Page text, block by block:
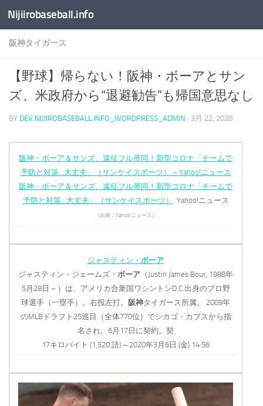
コンテンツへスキップ
Nijiirobaseball.info
阪神タイガース
【野球】帰らない！阪神・ボーアとサン
ズ、米政府から“退避勧告”も帰国意思なし
BY DEV.NIJIIROBASEBALL.INFO_WORDPRESS_ADMIN · 3月 22, 2020
阪神・ボーア＆サンズ、遠征フル帯同！新型コロナ「チームで
予防と対策…大丈夫」（サンケイスポーツ） – Yahoo!ニュース
阪神・ボーア＆サンズ、遠征フル帯同！新型コロナ「チームで
予防と対策…大丈夫」（サンケイスポーツ）
Yahoo!ニュース
（出典：Yahoo!ニュース）
ジャスティン・ ボーア
ジャスティン・ジェームズ・ ボーア （Justin James Bour, 1988年
5月28日 – ）は、アメリカ合衆国ワシントンD.C.出身のプロ野
球選手（一塁手）。右投左打。 阪神タイガース所属。 2009年
のMLBドラフト25巡目（全体770位）でシカゴ・カブスから指
名され、6月17日に契約。契
17キロバイト (1,520 語) – 2020年3月6日 (金) 14:56